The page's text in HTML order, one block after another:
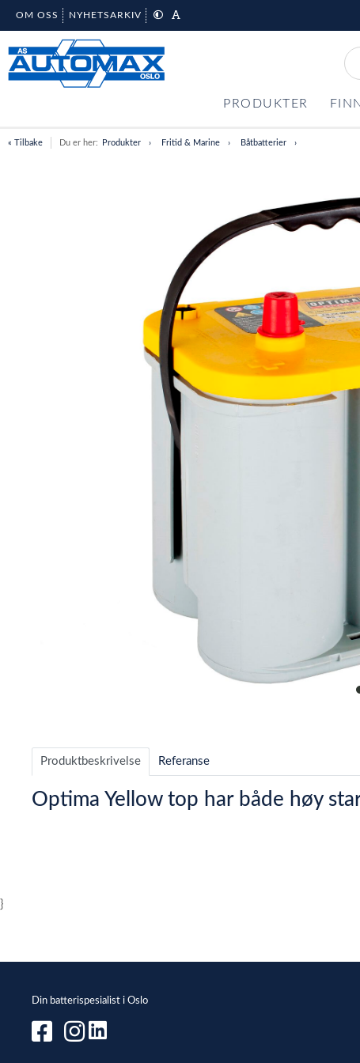
OM OSS NYHETSARKIV
PRODUKTER
« Tilbake Du er her: Produkter Fritid & Marine Båtbatterier
of
Produktbeskrivelse Referanse
Optima Yellow top har både høy
}
Din batterispesialist i Oslo